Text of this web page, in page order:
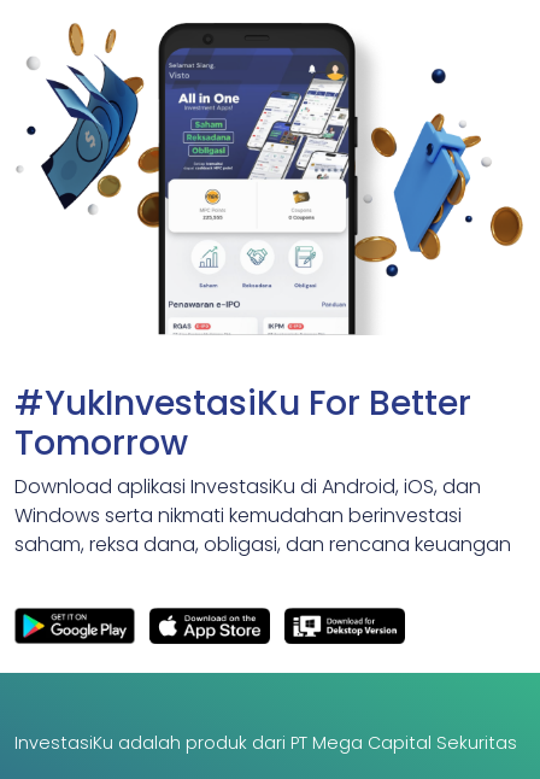
#YukInvestasiKu For Better
Tomorrow
Download aplikasi InvestasiKu di Android, iOS, dan
Windows serta nikmati kemudahan berinvestasi
saham, reksa dana, obligasi, dan rencana keuangan
InvestasiKu adalah produk dari PT Mega Capital Sekuritas